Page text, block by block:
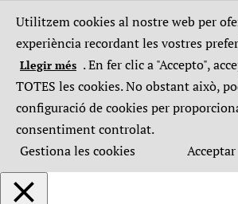
Utilitzem cookies al nostre web per
experiència recordant les vostres
Llegir més . En fer clic a "Accepto",
TOTES les cookies. No obstant això,
configuració de cookies per
consentiment controlat.
Gestiona les cookies
Acceptar